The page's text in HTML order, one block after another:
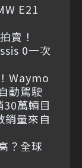
E21
賣！
0一次
Waymo
動駕駛
萬輛目
銷量來自
？全球